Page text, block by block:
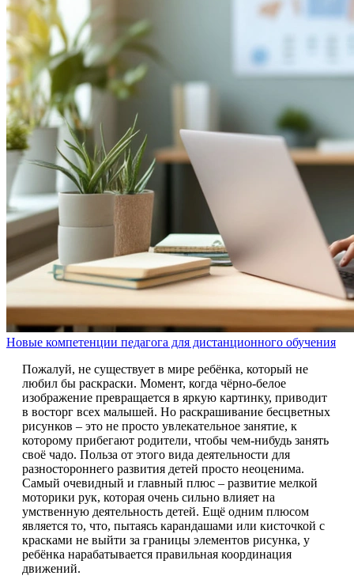
Новые компетенции педагога для дистанционного обучения
Пожалуй, не существует в мире ребёнка, который не
любил бы раскраски. Момент, когда чёрно-белое
изображение превращается в яркую картинку, приводит
в восторг всех малышей. Но раскрашивание бесцветных
рисунков – это не просто увлекательное занятие, к
которому прибегают родители, чтобы чем-нибудь занять
своё чадо. Польза от этого вида деятельности для
разностороннего развития детей просто неоценима.
Самый очевидный и главный плюс – развитие мелкой
моторики рук, которая очень сильно влияет на
умственную деятельность детей. Ещё одним плюсом
является то, что, пытаясь карандашами или кисточкой с
красками не выйти за границы элементов рисунка, у
ребёнка нарабатывается правильная координация
движений.